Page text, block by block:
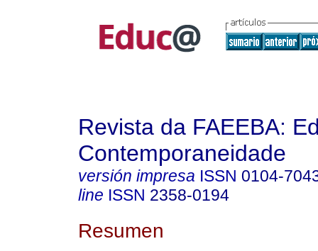
Revista da FAEEBA:
Contemporaneidade
versión impresa ISSN 0104-
line ISSN 2358-0194
Resumen